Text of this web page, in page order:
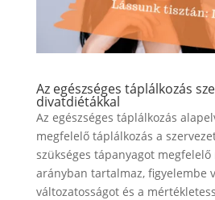
Az egészséges táplálkozás
divatdiétákkal
Az egészséges táplálkozás
megfelelő táplálkozás a
szükséges tápanyagot
arányban tartalmaz, figyelembe
változatosságot és a